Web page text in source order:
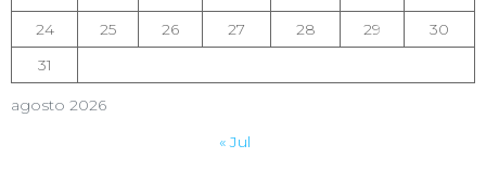
agosto 2026
24
25 26 27 28 29
30
31
« Jul